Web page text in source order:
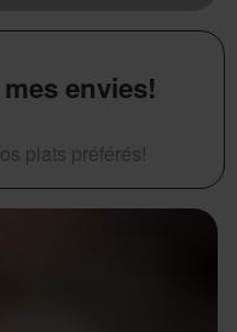
envies!
plats préférés!